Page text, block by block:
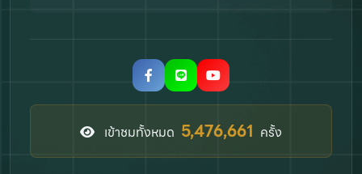
เข้าชมทั้งหมด 6,328,586 ครั้ง